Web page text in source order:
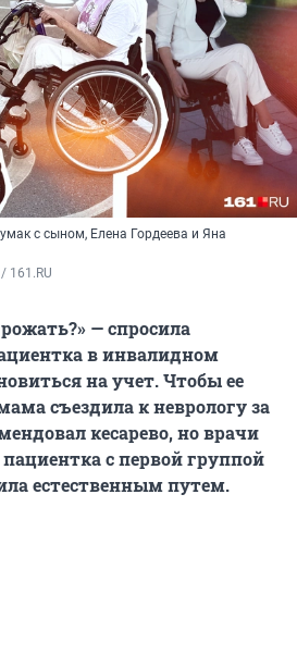
с сыном, Елена Гордеева и Яна
161.RU
— спросила
в инвалидном
на учет. Чтобы ее
съездила к неврологу за
кесарево, но врачи
с первой группой
естественным путем.